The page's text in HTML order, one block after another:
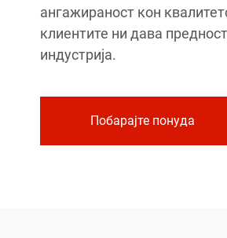
ангажираност кон
клиентите ни дава
индустрија.
Побарајте понуда